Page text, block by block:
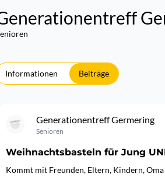
Informationen Beiträge
Generationentreff Germering
Senioren
Weihnachtsbasteln für Jung
Kommt mit Freunden, Eltern, Kindern,